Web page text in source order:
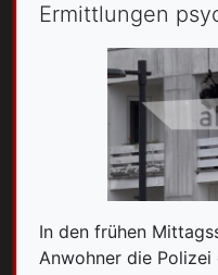
Ermittlungen
In den frühen
Anwohner die